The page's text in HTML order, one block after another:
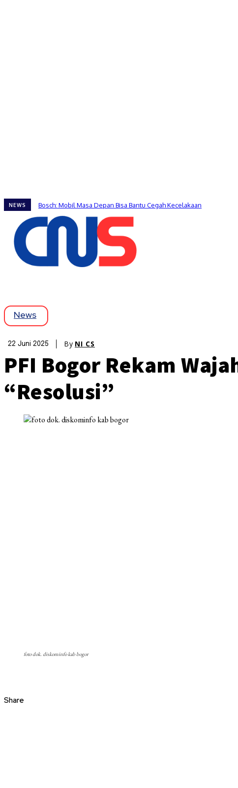
NEWS Bosch: Mobil Masa Depan Bisa Bantu Cegah Kecelakaan
News
22 Juni 2025 By NI CS
PFI Bogor Rekam
“Resolusi”
foto dok. diskominfo kab bogor
Share